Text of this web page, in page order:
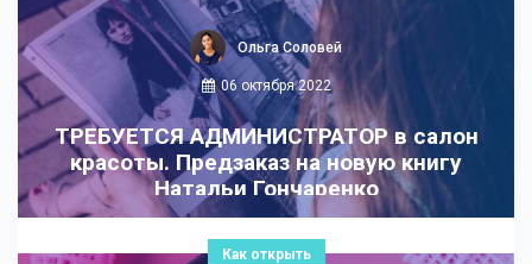
Ольга Соловей
06 октября 2022
ТРЕБУЕТСЯ АДМИНИСТРАТОР в салон
красоты. Предзаказ на новую книгу
Натальи Гончаренко
Как открыть